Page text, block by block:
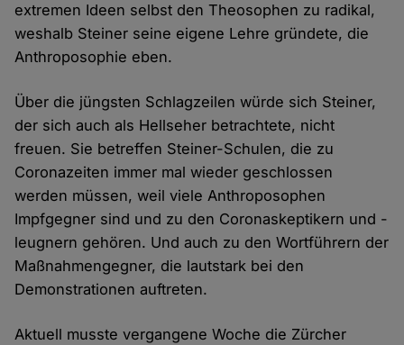
extremen Ideen selbst den Theosophen zu radikal,
weshalb Steiner seine eigene Lehre gründete, die
Anthroposophie eben.
Über die jüngsten Schlagzeilen würde sich Steiner,
der sich auch als Hellseher betrachtete, nicht
freuen. Sie betreffen Steiner-Schulen, die zu
Coronazeiten immer mal wieder geschlossen
werden müssen, weil viele Anthroposophen
Impfgegner sind und zu den Coronaskeptikern und -
leugnern gehören. Und auch zu den Wortführern der
Maßnahmengegner, die lautstark bei den
Demonstrationen auftreten.
Aktuell musste vergangene Woche die Zürcher